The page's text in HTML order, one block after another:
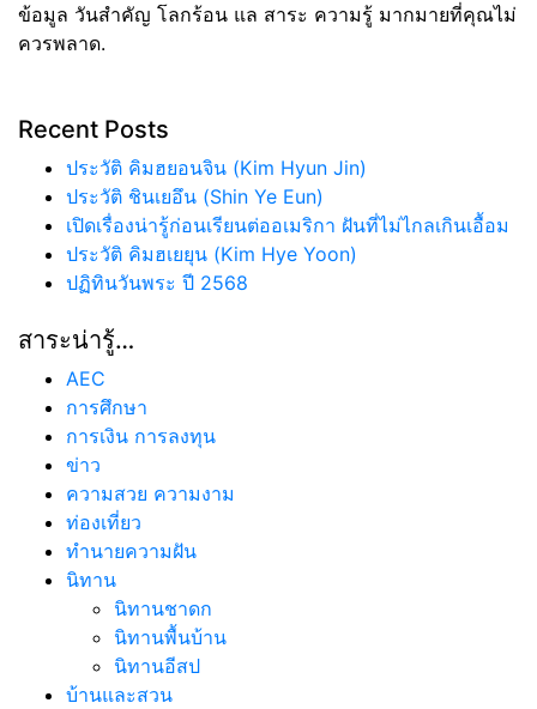
ข้อมูล วันสำคัญ โลกร้อน แล สาระ ความรู้ มากมายที่คุณไม่
ควรพลาด.
Recent Posts
ประวัติ คิมฮยอนจิน (Kim Hyun Jin)
ประวัติ ชินเยอึน (Shin Ye Eun)
เปิดเรื่องน่ารู้ก่อนเรียนต่ออเมริกา ฝันที่ไม่ไกลเกินเอื้อม
ประวัติ คิมฮเยยุน (Kim Hye Yoon)
ปฏิทินวันพระ ปี 2568
สาระน่ารู้…
AEC
การศึกษา
การเงิน การลงทุน
ข่าว
ความสวย ความงาม
ท่องเที่ยว
ทํานายความฝัน
นิทาน
นิทานชาดก
นิทานพื้นบ้าน
นิทานอีสป
บ้านและสวน